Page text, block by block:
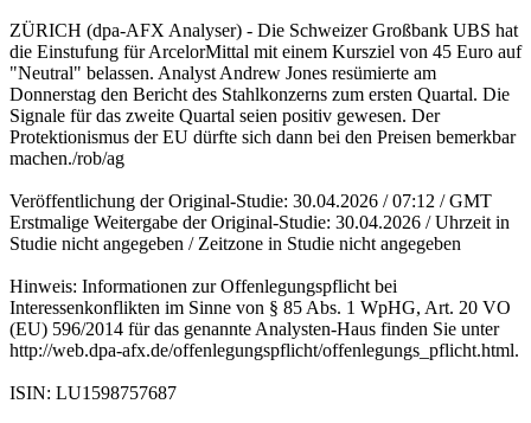
ZÜRICH (dpa-AFX Analyser) - Die Schweizer Großbank UBS hat
die Einstufung für ArcelorMittal mit einem Kursziel von 45 Euro auf
"Neutral" belassen. Analyst Andrew Jones resümierte am
Donnerstag den Bericht des Stahlkonzerns zum ersten Quartal. Die
Signale für das zweite Quartal seien positiv gewesen. Der
Protektionismus der EU dürfte sich dann bei den Preisen bemerkbar
machen./rob/ag
Veröffentlichung der Original-Studie: 30.04.2026 / 07:12 / GMT
Erstmalige Weitergabe der Original-Studie: 30.04.2026 / Uhrzeit in
Studie nicht angegeben / Zeitzone in Studie nicht angegeben
Hinweis: Informationen zur Offenlegungspflicht bei
Interessenkonflikten im Sinne von § 85 Abs. 1 WpHG, Art. 20 VO
(EU) 596/2014 für das genannte Analysten-Haus finden Sie unter
http://web.dpa-afx.de/offenlegungspflicht/offenlegungs_pflicht.html.
ISIN: LU1598757687